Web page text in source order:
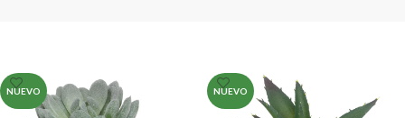
NUEVO NUEVO